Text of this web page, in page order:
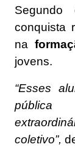
Segundo
conquista
na
jovens.
“Esses
pública
coletivo”,